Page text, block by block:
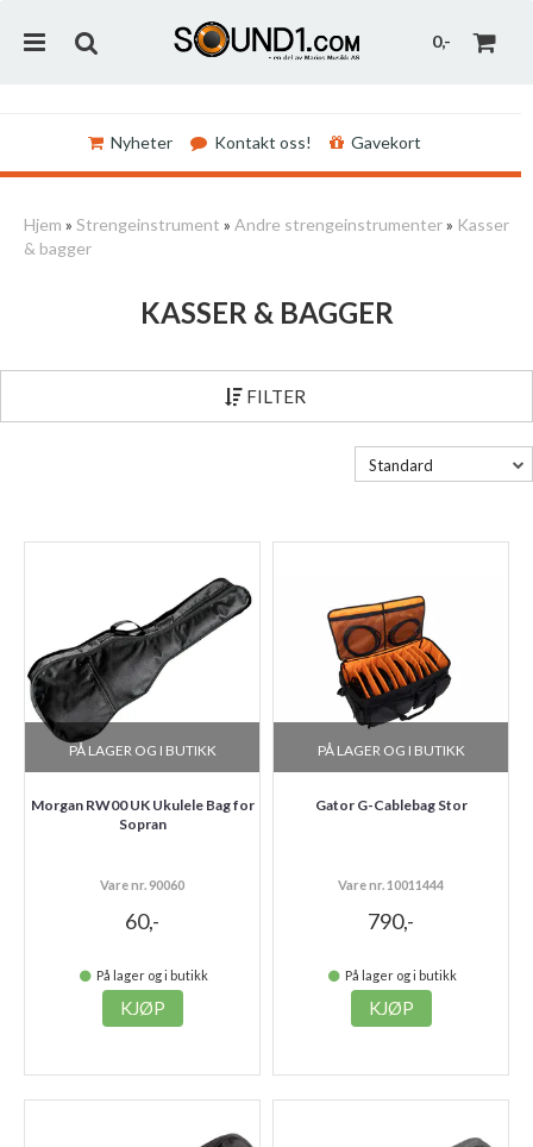
0,-
Nyheter Kontakt oss! Gavekort
Hjem » Strengeinstrument » Andre strengeinstrumenter» Kasser
& bagger
KASSER & BAGGER
FILTER
Standard
PÅ LAGER OG I BUTIKK
Morgan RW00 UK Ukulele Bag for
Sopran
Vare nr. 90060
60,-
På lager og i butikk
KJØP
PÅ LAGER OG I BUTIKK
Gator G-Cablebag Stor
Vare nr. 10011444
790,-
På lager og i butikk
KJØP